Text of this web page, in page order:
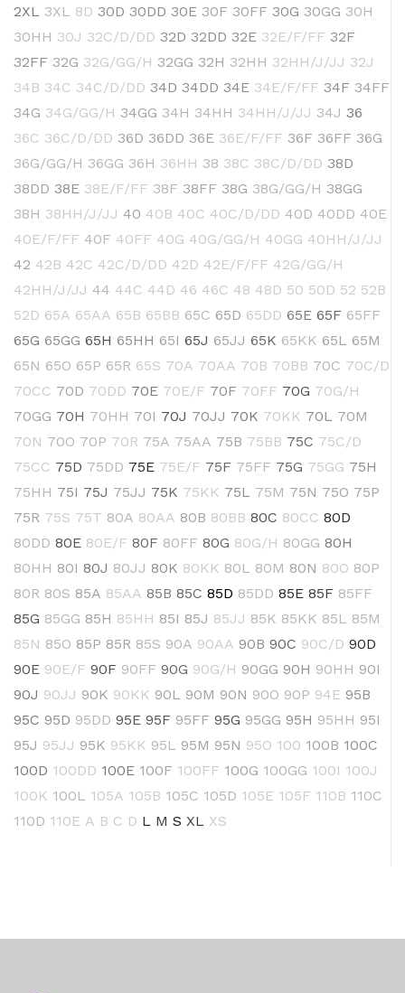
2XL 3XL 8D 30D 30DD 30E 30F 30FF 30G 30GG 30H
30HH 30J 32C/D/DD 32D 32DD 32E 32E/F/FF 32F
32FF 32G 32G/GG/H 32GG 32H 32HH 32HH/J/JJ 32J
34B 34C 34C/D/DD 34D 34DD 34E 34E/F/FF 34F 34FF
34G 34G/GG/H 34GG 34H 34HH 34HH/J/JJ 34J 36
36C 36C/D/DD 36D 36DD 36E 36E/F/FF 36F 36FF 36G
36G/GG/H 36GG 36H 36HH 38 38C 38C/D/DD 38D
38DD 38E 38E/F/FF 38F 38FF 38G 38G/GG/H 38GG
38H 38HH/J/JJ 40 40B 40C 40C/D/DD 40D 40DD 40E
40E/F/FF 40F 40FF 40G 40G/GG/H 40GG 40HH/J/JJ
42 42B 42C 42C/D/DD 42D 42E/F/FF 42G/GG/H
42HH/J/JJ 44 44C 44D 46 46C 48 48D 50 50D 52 52B
52D 65A 65AA 65B 65BB 65C 65D 65DD 65E 65F 65FF
65G 65GG 65H 65HH 65I 65J 65JJ 65K 65KK 65L 65M
65N 65O 65P 65R 65S 70A 70AA 70B 70BB 70C 70C/D
70CC 70D 70DD 70E 70E/F 70F 70FF 70G 70G/H
70GG 70H 70HH 70I 70J 70JJ 70K 70KK 70L 70M
70N 70O 70P 70R 75A 75AA 75B 75BB 75C 75C/D
75CC 75D 75DD 75E 75E/F 75F 75FF 75G 75GG 75H
75HH 75I 75J 75JJ 75K 75KK 75L 75M 75N 75O 75P
75R 75S 75T 80A 80AA 80B 80BB 80C 80CC 80D
80DD 80E 80E/F 80F 80FF 80G 80G/H 80GG 80H
80HH 80I 80J 80JJ 80K 80KK 80L 80M 80N 80O 80P
80R 80S 85A 85AA 85B 85C 85D 85DD 85E 85F 85FF
85G 85GG 85H 85HH 85I 85J 85JJ 85K 85KK 85L 85M
85N 85O 85P 85R 85S 90A 90AA 90B 90C 90C/D 90D
90E 90E/F 90F 90FF 90G 90G/H 90GG 90H 90HH 90I
90J 90JJ 90K 90KK 90L 90M 90N 90O 90P 94E 95B
95C 95D 95DD 95E 95F 95FF 95G 95GG 95H 95HH 95I
95J 95JJ 95K 95KK 95L 95M 95N 95O 100 100B 100C
100D 100DD 100E 100F 100FF 100G 100GG 100I 100J
100K 100L 105A 105B 105C 105D 105E 105F 110B 110C
110D 110E A B C D L M S XL XS